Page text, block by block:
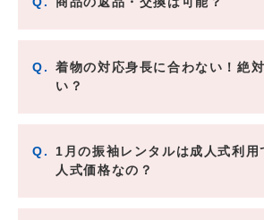
Q.
着物の対応身長に合わない！絶
い？
Q.
1月の振袖レンタルは成人式利用
人式価格なの？